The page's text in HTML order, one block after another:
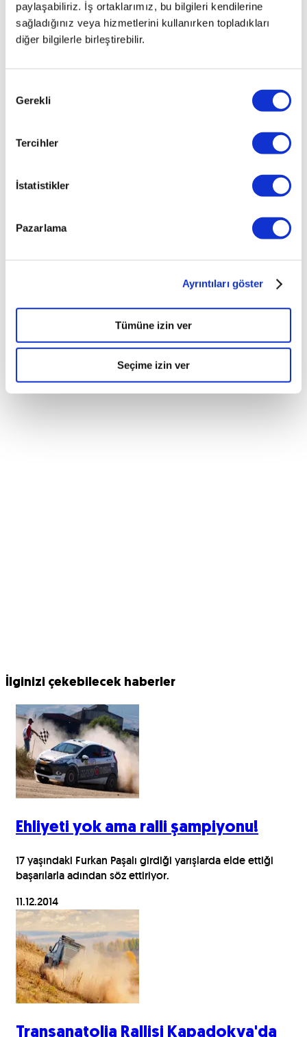
paylaşabiliriz. İş ortaklarımız, bu bilgileri kendilerine
sağladığınız veya hizmetlerini kullanırken topladıkları
diğer bilgilerle birleştirebilir.
Seçimi
Gerekli
Tercihler
İstatistikler
Pazarlama
Ayrıntıları göster
Tümüne izin ver
Seçime izin ver
İlginizi çekebilecek haberler
Ehliyeti yok ama ralli şampiyonu!
17 yaşındaki Furkan Paşalı girdiği yarışlarda elde ettiği
başarılarla adından söz ettiriyor.
11.12.2014
Transanatolia Rallisi Kapadokya'da